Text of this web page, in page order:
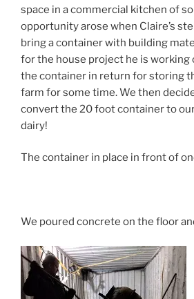
space in a commercial kitchen of
opportunity arose when Claire’s
bring a container with building
for the house project he is working
the container in return for storing
farm for some time. We then
convert the 20 foot container to
dairy!
The container in place in front of
We poured concrete on the floor